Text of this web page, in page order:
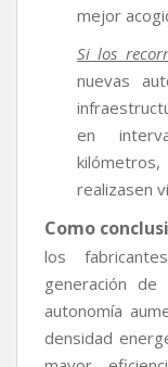
mejor
Si los
nuevas
en
realizasen
Como
los
generación de
autonomía
densidad